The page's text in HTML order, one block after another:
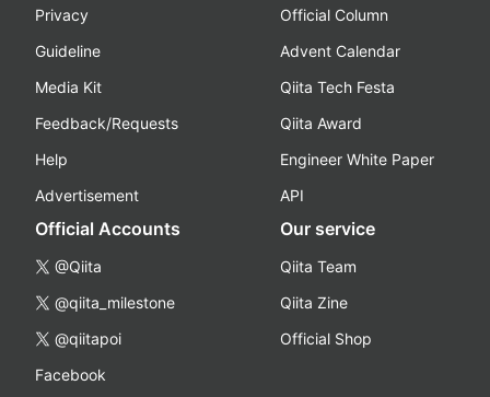
Privacy
Guideline
Media Kit
Feedback/Requests
Help
Advertisement
Official Column
Advent Calendar
Qiita Tech Festa
Qiita Award
Engineer White Paper
API
Official Accounts
@Qiita
@qiita_milestone
@qiitapoi
Facebook
Our service
Qiita Team
Qiita Zine
Official Shop